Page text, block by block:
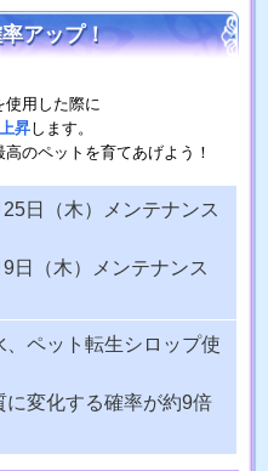
アップ！
使用した際に
昇します。
のペットを育てあげよう！
日（木）メンテナンス
日（木）メンテナンス
、ペット転生シロップ使
に変化する確率が約9倍